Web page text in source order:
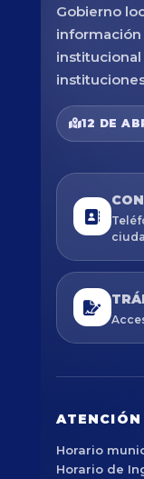
Gobierno
institucional
12 DE
Horario
Horario de